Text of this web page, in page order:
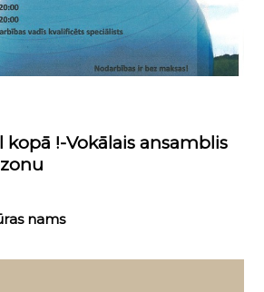
kopā !-Vokālais ansamblis
nams